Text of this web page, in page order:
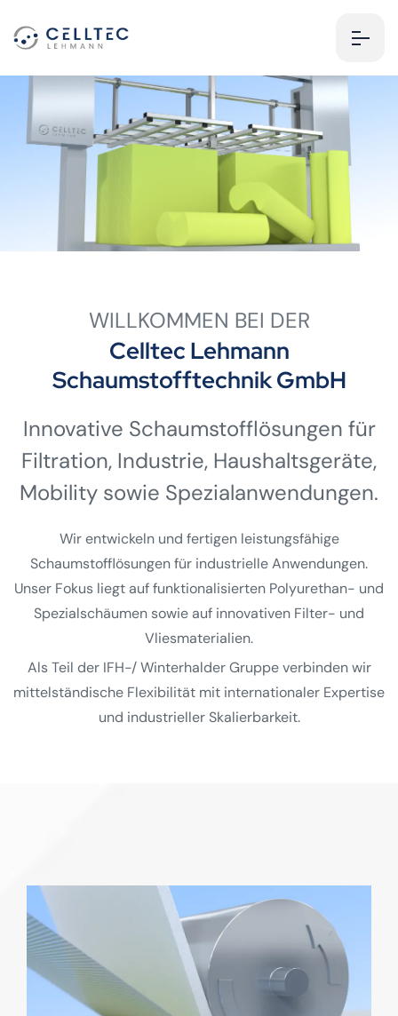
WILLKOMMEN BEI DER
Celltec Lehmann
Schaumstofftechnik GmbH
Innovative Schaumstoff­lösungen für
Filtration, Industrie, Haushalts­geräte,
Mobility sowie Spezial­anwendungen.
Wir entwickeln und fertigen leistungsfähige
Schaumstofflösungen für industrielle Anwendungen.
Unser Fokus liegt auf funktionalisierten Polyurethan- und
Spezialschäumen sowie auf innovativen Filter- und
Vliesmaterialien.
Als Teil der IFH-/ Winterhalder Gruppe verbinden wir
mittelständische Flexibilität mit internationaler Expertise
und industrieller Skalierbarkeit.